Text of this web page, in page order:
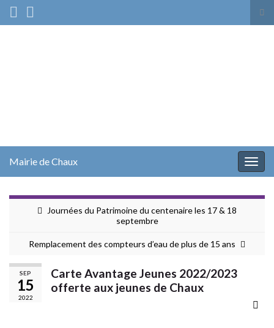
Mairie de Chaux
Journées du Patrimoine du centenaire les 17 & 18
septembre
Remplacement des compteurs d’eau de plus de 15 ans
SEP
15
2022
Carte Avantage Jeunes 2022/2023
offerte aux jeunes de Chaux